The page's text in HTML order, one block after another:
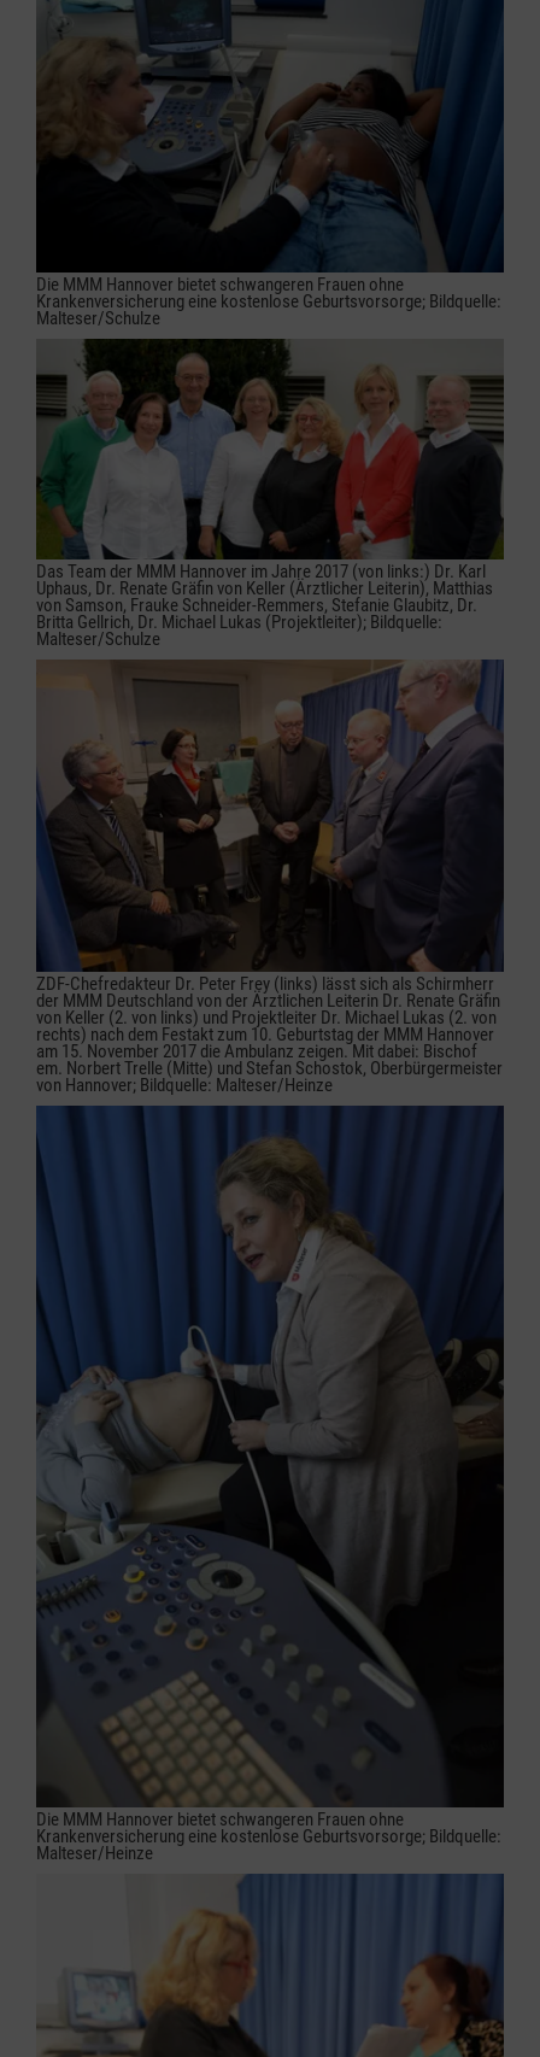
Die MMM Hannover bietet schwangeren Frauen ohne
Krankenversicherung eine kostenlose Geburtsvorsorge; Bildquelle:
Malteser/Schulze
Das Team der MMM Hannover im Jahre 2017 (von links:) Dr. Karl
Uphaus, Dr. Renate Gräfin von Keller (Ärztlicher Leiterin), Matthias
von Samson, Frauke Schneider-Remmers, Stefanie Glaubitz, Dr.
Britta Gellrich, Dr. Michael Lukas (Projektleiter); Bildquelle:
Malteser/Schulze
ZDF-Chefredakteur Dr. Peter Frey (links) lässt sich als Schirmherr
der MMM Deutschland von der Ärztlichen Leiterin Dr. Renate Gräfin
von Keller (2. von links) und Projektleiter Dr. Michael Lukas (2. von
rechts) nach dem Festakt zum 10. Geburtstag der MMM Hannover
am 15. November 2017 die Ambulanz zeigen. Mit dabei: Bischof
em. Norbert Trelle (Mitte) und Stefan Schostok, Oberbürgermeister
von Hannover; Bildquelle: Malteser/Heinze
Die MMM Hannover bietet schwangeren Frauen ohne
Krankenversicherung eine kostenlose Geburtsvorsorge; Bildquelle:
Malteser/Heinze